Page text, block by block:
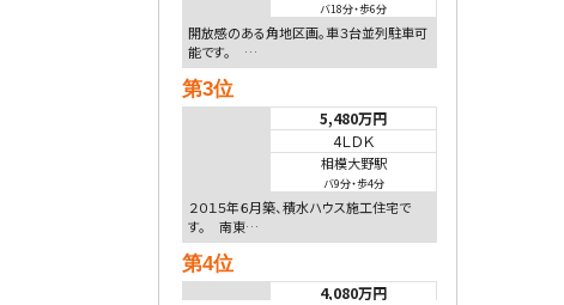
バ18分・歩6分
開放感のある角地区画。車３台並列駐車可
能です。 …
第3位
5,480万円
4ＬＤＫ
相模大野駅
バ9分・歩4分
２０１５年６月築、積水ハウス施工住宅で
す。 南東…
第4位
4,080万円